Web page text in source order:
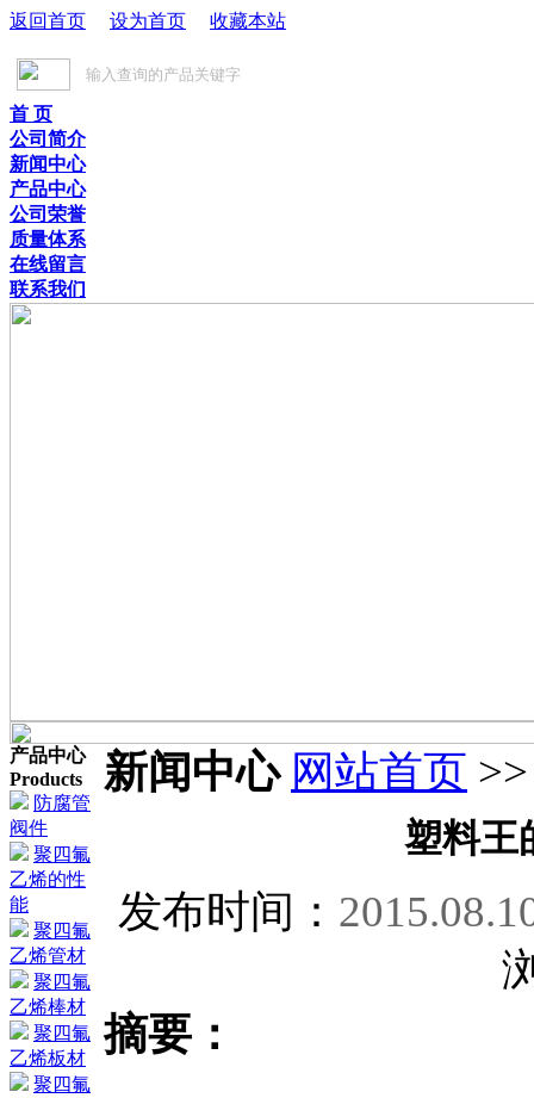
返回首页 设为首页 收藏本站
首 页
公司简介
新闻中心
产品中心
公司荣誉
质量体系
在线留言
联系我们
产品中心
Products
防腐管
阀件
聚四氟
乙烯的性
能
聚四氟
乙烯管材
聚四氟
乙烯棒材
聚四氟
乙烯板材
聚四氟
新闻中心 网站首页
塑料王
发布时间：
摘要：